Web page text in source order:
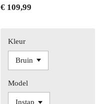
€ 109,99
Kleur
Model